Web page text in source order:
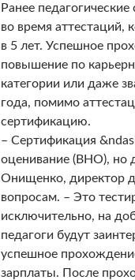
Ранее
во время аттестаций,
в 5 лет. Успешное
повышение по
категории или даже
года, помимо
сертификацию.
– Сертификация
оценивание (ВНО), но
Онищенко, директор
вопросам. – Это
исключительно, на
педагоги будут
успешное
зарплаты. После